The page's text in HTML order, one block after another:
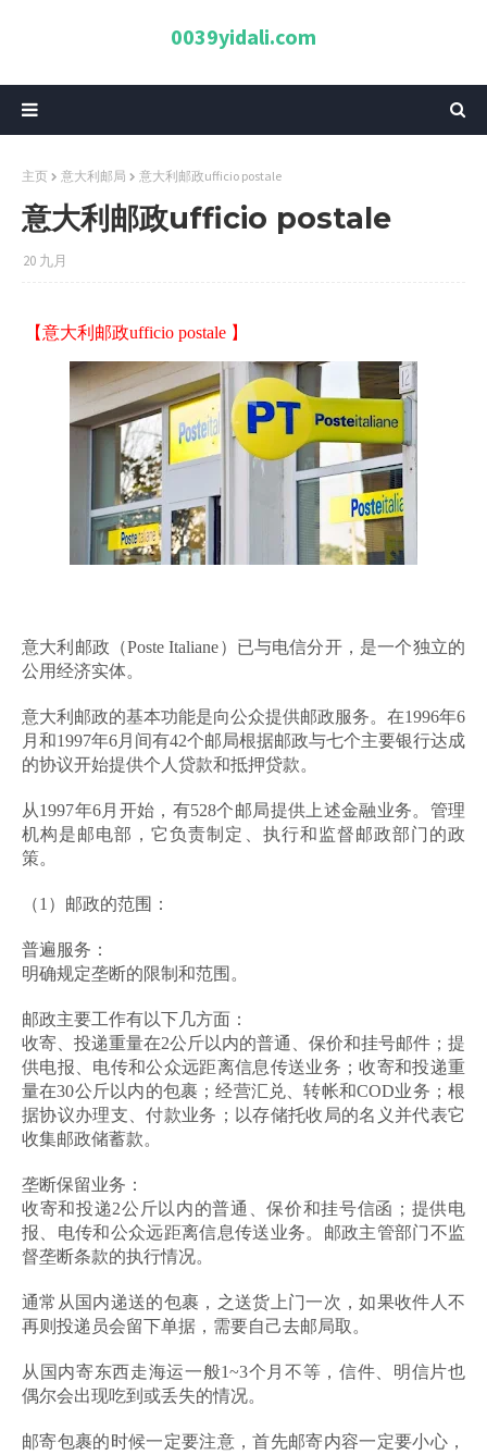
0039yidali.com
主页 意大利邮局 意大利邮政ufficio postale
意大利邮政ufficio postale
20 九月
【意大利邮政ufficio postale 】
意大利邮政（Poste Italiane）已与电信分开，是一个独立的
公用经济实体。
意大利邮政的基本功能是向公众提供邮政服务。在1996年6
月和1997年6月间有42个邮局根据邮政与七个主要银行达成
的协议开始提供个人贷款和抵押贷款。
从1997年6月开始，有528个邮局提供上述金融业务。管理
机构是邮电部，它负责制定、执行和监督邮政部门的政
策。
（1）邮政的范围：
普遍服务：
明确规定垄断的限制和范围。
邮政主要工作有以下几方面：
收寄、投递重量在2公斤以内的普通、保价和挂号邮件；提
供电报、电传和公众远距离信息传送业务；收寄和投递重
量在30公斤以内的包裹；经营汇兑、转帐和COD业务；根
据协议办理支、付款业务；以存储托收局的名义并代表它
收集邮政储蓄款。
垄断保留业务：
收寄和投递2公斤以内的普通、保价和挂号信函；提供电
报、电传和公众远距离信息传送业务。邮政主管部门不监
督垄断条款的执行情况。
通常从国内递送的包裹，之送货上门一次，如果收件人不
再则投递员会留下单据，需要自己去邮局取。
从国内寄东西走海运一般1~3个月不等，信件、明信片也
偶尔会出现吃到或丢失的情况。
邮寄包裹的时候一定要注意，首先邮寄内容一定要小心，